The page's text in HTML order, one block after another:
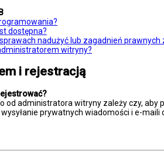
dostępna?
nadużyć lub zagadnień
witryny?
i rejestracją
od administratora witryny zależy czy,
prywatnych wiadomości i e-